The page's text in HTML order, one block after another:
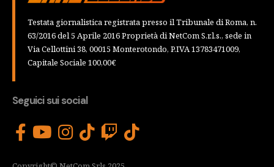
Testata giornalistica registrata presso il Tribunale di Roma, n.
63/2016 del 5 Aprile 2016 Proprietà di NetCom S.r.l.s., sede in
Via Cellottini 38, 00015 Monterotondo, P.IVA 13783471009,
Capitale Sociale 100,00€
Seguici sui social